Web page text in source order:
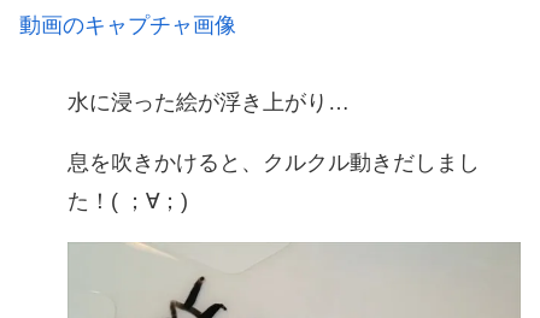
動画のキャプチャ画像
水に浸った絵が浮き上がり…
息を吹きかけると、クルクル動きだしまし
た！( ；∀；)